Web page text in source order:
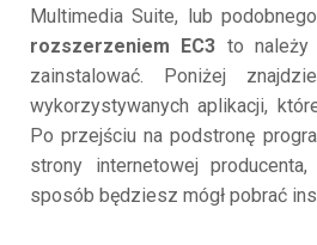
Multimedia Suite, lub
rozszerzeniem EC3 to należy
zainstalować. Poniżej
wykorzystywanych aplikacji,
Po przejściu na podstronę
strony internetowej
sposób będziesz mógł pobrać